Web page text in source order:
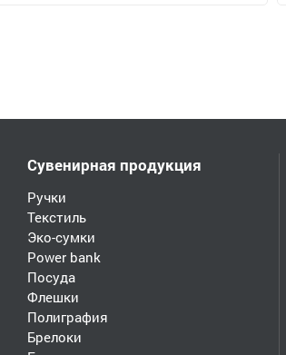
Сувенирная продукция
Ручки
Текстиль
Эко-сумки
Power bank
Посуда
Флешки
Полиграфия
Брелоки